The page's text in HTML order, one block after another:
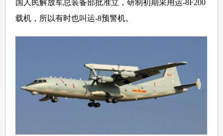
国人民解放军总装备部批准立，研制初期采用运-8F200
载机，所以有时也叫运-8预警机。